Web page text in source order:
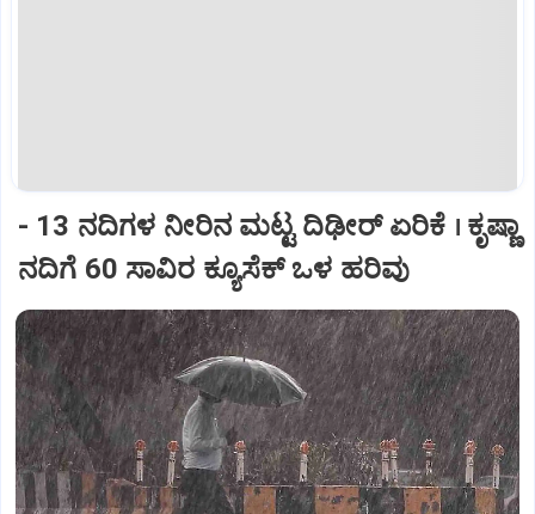
- 13 ನದಿಗಳ ನೀರಿನ ಮಟ್ಟ ದಿಢೀರ್‌ ಏರಿಕೆ । ಕೃಷ್ಣಾ
ನದಿಗೆ 60 ಸಾವಿರ ಕ್ಯೂಸೆಕ್‌ ಒಳ ಹರಿವು